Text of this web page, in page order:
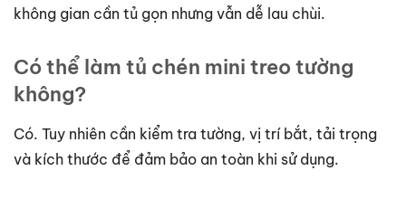
không gian cần tủ gọn nhưng vẫn dễ lau chùi.
Có thể làm tủ chén mini treo tường
không?
Có. Tuy nhiên cần kiểm tra tường, vị trí bắt, tải trọng
và kích thước để đảm bảo an toàn khi sử dụng.